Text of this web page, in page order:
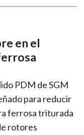
en el
PDM de SGM
para reducir
ferrosa triturada
rotores